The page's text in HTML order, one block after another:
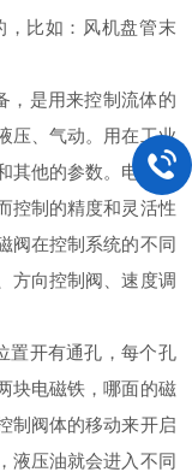
比如：风机盘管末
是用来控制流体的
压、气动。用在工业
其他的参数。电磁阀
控制的精度和灵活性
阀在控制系统的不同
方向控制阀、速度调
开有通孔，每个孔
块电磁铁，哪面的磁
制阀体的移动来开启
液压油就会进入不同